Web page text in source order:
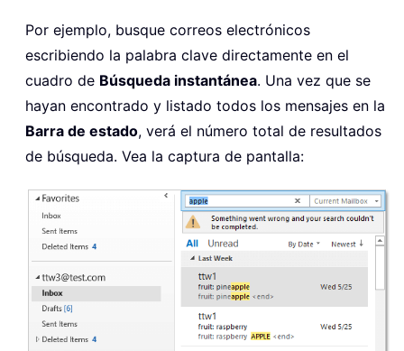
Por ejemplo, busque correos electrónicos
escribiendo la palabra clave directamente en el
cuadro de Búsqueda instantánea. Una vez que se
hayan encontrado y listado todos los mensajes en la
Barra de estado, verá el número total de resultados
de búsqueda. Vea la captura de pantalla: